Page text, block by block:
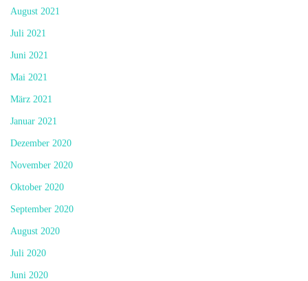
August 2021
Juli 2021
Juni 2021
Mai 2021
März 2021
Januar 2021
Dezember 2020
November 2020
Oktober 2020
September 2020
August 2020
Juli 2020
Juni 2020